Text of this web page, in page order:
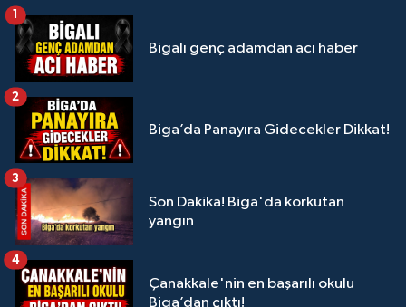
Bigalı genç adamdan acı haber
1
Biga’da Panayıra Gidecekler Dikkat!
2
Son Dakika! Biga'da korkutan
yangın
3
Çanakkale'nin en başarılı okulu
Biga’dan çıktı!
4